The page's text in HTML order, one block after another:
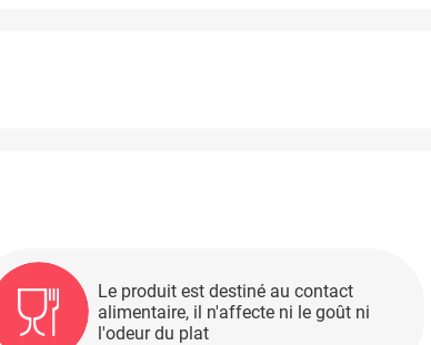
Le produit est destiné au contact
alimentaire, il n'affecte ni le goût ni
l'odeur du plat